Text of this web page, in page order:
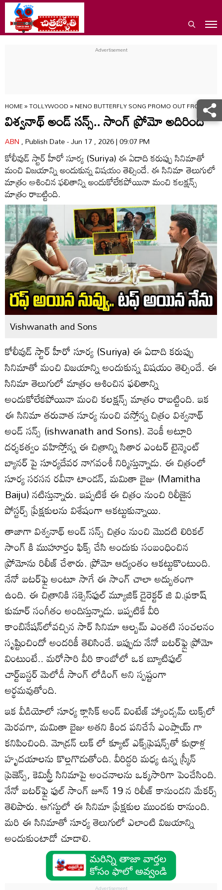
HOME»TOLLYWOOD»NENO BUTTERFLY SONG PROMO OUT FROM
విశ్వనాథ్ అండ్ సన్స్.. సాంగ్ ప్రోమో అదిరింది
ABN, Publish Date - Jun 17 , 2026 | 09:07 PM
కోలీవుడ్ స్టార్ హీరో సూర్య (Suriya) ఈ ఏడాది కరుప్పు సినిమాతో
మంచి విజయాన్ని అందుకున్న విషయం తెల్సిందే. ఈ సినిమా తెలుగులో
మాత్రం ఆశించిన ఫలితాన్ని అందుకోలేకపోయినా మంచి కలక్షన్స్
మాత్రం రాబట్టింది.
Vishwanath and Sons
కోలీవుడ్ స్టార్ హీరో సూర్య (Suriya) ఈ ఏడాది కరుప్పు
సినిమాతో మంచి విజయాన్ని అందుకున్న విషయం తెల్సిందే. ఈ
సినిమా తెలుగులో మాత్రం ఆశించిన ఫలితాన్ని
అందుకోలేకపోయినా మంచి కలక్షన్స్ మాత్రం రాబట్టింది. ఇక
ఈ సినిమా తరువాత సూర్య నుంచి వస్తోన్న చిత్రం విశ్వనాథ్
అండ్ సన్స్ (ishwanath and Sons). వెంకీ అట్లూరి
దర్శకత్వం వహిస్తోన్న ఈ చిత్రాన్ని సితార ఎంటర్ టైన్మెంట్
బ్యానర్ పై సూర్యదేవర నాగవంశీ నిర్మిస్తున్నాడు. ఈ చిత్రంలో
సూర్య సరసన రవీనా టాండన్, మమితా బైజు (Mamitha
Baiju) నటిస్తున్నారు. ఇప్పటికే ఈ చిత్రం నుంచి రిలీజైన
పోస్టర్స్ ప్రేక్షకులను విశేషంగా ఆకట్టుకున్నాయి.
తాజాగా విశ్వనాథ్ అండ్ సన్స్ చిత్రం నుంచి మొదటి లిరికల్
సాంగ్ కి ముహూర్తం ఫిక్స్ చేసి అందుకు సంబంధించిన
ప్రోమోను రిలీజ్ చేశారు. ప్రోమో ఆద్యంతం ఆకట్టుకొంటుంది.
నేనో బటర్‌ఫ్లై అంటూ సాగే ఈ సాంగ్ చాలా అద్బుతంగా
ఉంది. ఈ చిత్రానికి సక్సెస్‌ఫుల్ మ్యూజిక్ డైరెక్టర్ జి వి.ప్రకాష్
కుమార్ సంగీతం అందిస్తున్నాడు. ఇప్పటికే వీరి
కాంబినేషన్‌లోవచ్చిన సార్ సినిమా ఆల్బమ్ ఎంతటి సంచలనం
సృష్టించిందో అందరికీ తెలిసిందే. ఇప్పుడు నేనో బటర్‌ఫ్లై ప్రోమో
వింటుంటే.. మరోసారి వీరి కాంబోలో ఒక బ్యూటిఫుల్
చార్ట్‌బస్టర్ మెలోడీ సాంగ్ లోడింగ్ అని స్పష్టంగా
అర్థమవుతోంది.
ఇక వీడియోలో సూర్య క్లాసిక్ అండ్ వింటేజ్ హ్యాండ్సమ్ లుక్స్‌లో
మెరవగా, మమితా బైజు అతని కింద పనిచేసే ఎంప్లాయ్ గా
కనిపించింది. మోడ్రన్ లుక్ లో క్యూట్ ఎక్స్‌ప్రెషన్స్‌తో కుర్రాళ్ల
హృదయాలను కొల్లగొడుతోంది. వీరిద్దరి మధ్య ఉన్న స్క్రీన్
ప్రెజెన్స్, కెమిస్ట్రీ సినిమాపై అంచనాలను ఒక్కసారిగా పెంచేసింది.
నేనో బటర్‌ఫ్లై ఫుల్ సాంగ్ జూన్ 19 న రిలీజ్ కానుందని మేకర్స్
తెలిపారు. ఆగస్టులో ఈ సినిమా ప్రేక్షకుల ముందకు రానుంది.
మరి ఈ సినిమాతో సూర్య తెలుగులో ఎలాంటి విజయాన్ని
అందుకుంటాడో చూడాలి.